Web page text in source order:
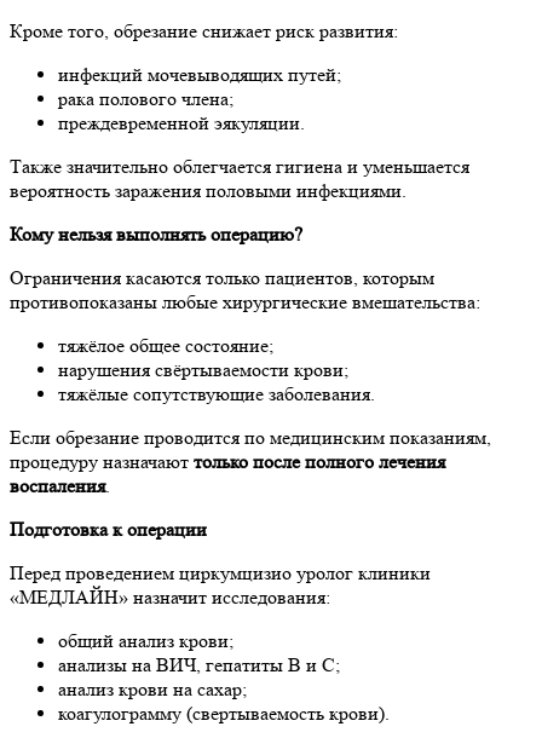
Кроме того, обрезание снижает риск развития:
инфекций мочевыводящих путей;
рака полового члена;
преждевременной эякуляции.
Также значительно облегчается гигиена и уменьшается
вероятность заражения половыми инфекциями.
Кому нельзя выполнять операцию?
Ограничения касаются только пациентов, которым
противопоказаны любые хирургические вмешательства:
тяжёлое общее состояние;
нарушения свёртываемости крови;
тяжёлые сопутствующие заболевания.
Если обрезание проводится по медицинским показаниям,
процедуру назначают только после полного лечения
воспаления.
Подготовка к операции
Перед проведением циркумцизио уролог клиники
«МЕДЛАЙН» назначит исследования:
общий анализ крови;
анализы на ВИЧ, гепатиты B и C;
анализ крови на сахар;
коагулограмму (свертываемость крови).